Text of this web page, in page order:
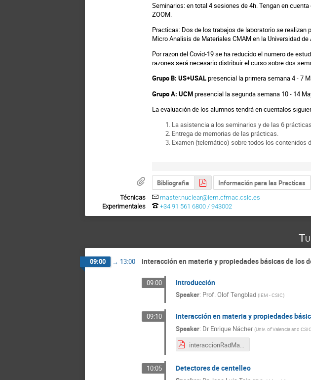
Seminarios: en total 4 sesiones de 4h. Tenganen cuenta
ZOOM.
Practicas: Dos de los trabajos de laboratorio se realizan
Micro Analisis de Materiales CMAM en la Universidad
Por razon delCovid-19 se hareducido el numero de
razones será necesario distribuir elcurso sobre dos
Grupo B: US+USALpresencial la primera semana 4 - 7
Grupo A: UCMpresencial la segunda semana 10 - 14
La evaluación de los alumnos tendrá en cuentalos
La asistencia a los seminarios y de las 6
Entrega de memorias de las prácticas.
Examen (telemático) sobre todos los contenidos
Bibliografia Información para las Practicas
Técnicas
Experimentales
master.nuclear@iem.cfmac.csic.es
+34 91 561 6800 / 943002
09:00 → 13:00 interacción en materia y propiedades básicas de los
09:00 Introducción
Speaker: Prof.Olof Tengblad (IEM - CSIC)
09:10 Interacción en materia y propiedades
Speaker: Dr Enrique Nácher (Univ. of Valencia and
10:05 Detectores de centelleo